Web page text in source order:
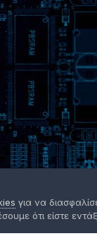
για να
ότι είστε